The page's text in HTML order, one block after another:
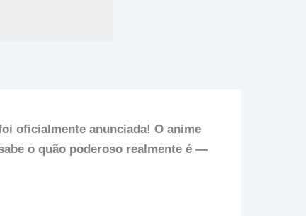
oficialmente anunciada! O anime
o quão poderoso realmente é —